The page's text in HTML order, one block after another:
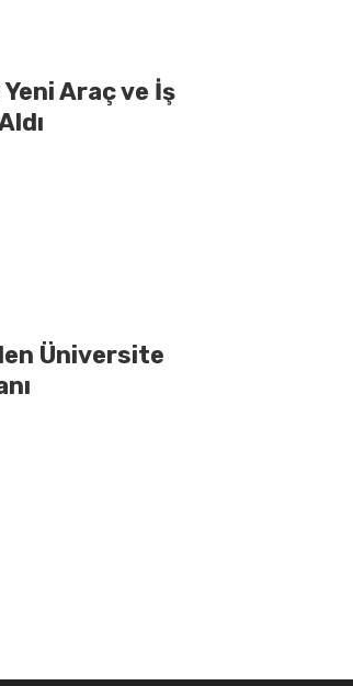
Araç ve İş
Üniversite